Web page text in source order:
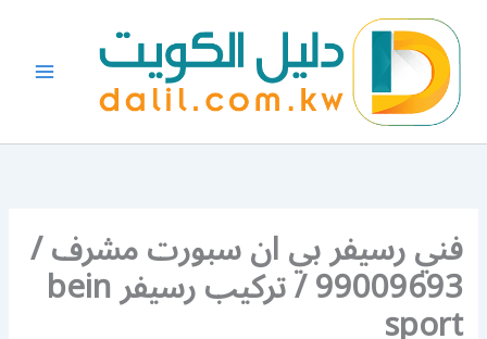
المحتوى
فني رسيفر بي ان سبورت مشرف /
99009693 / تركيب رسيفر bein